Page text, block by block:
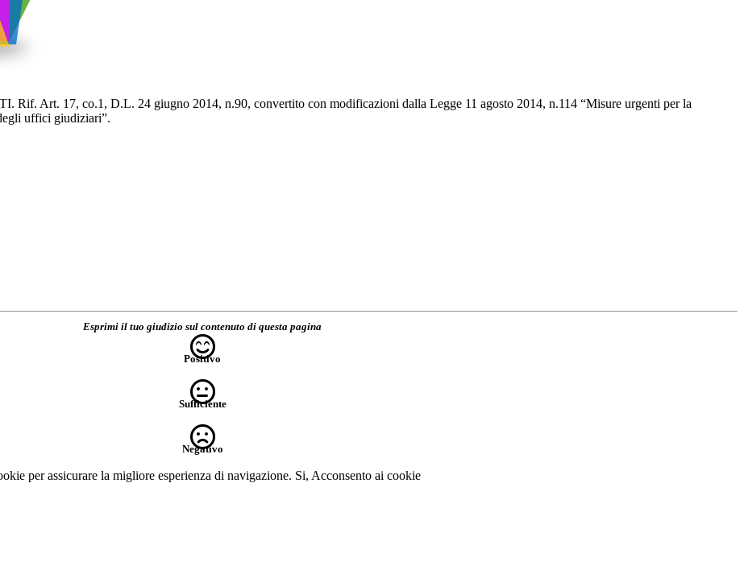
Art. 17, co.1, D.L. 24 giugno 2014, n.90, convertito con modificazioni dalla Legge 11 agosto 2014, n.114 “Misure urgenti per la
uffici giudiziari”.
Esprimi il tuo giudizio sul contenuto di questa pagina
Positivo
Sufficiente
Negativo
per assicurare la migliore esperienza di navigazione. Si, Acconsento ai cookie